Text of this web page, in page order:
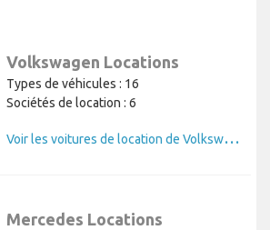
Volkswagen Locations
Types de véhicules : 16
Sociétés de location : 6
V
oir les voitures de location de Volkswagen
Mercedes Locations